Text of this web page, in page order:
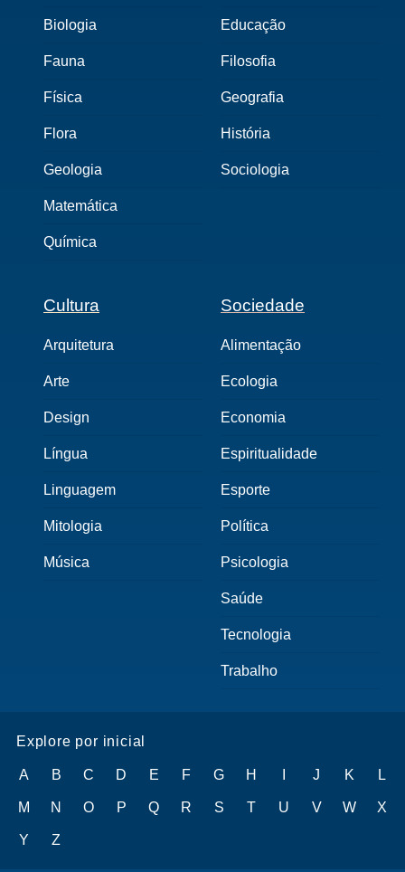
Biologia
Fauna
Física
Flora
Geologia
Matemática
Química
Educação
Filosofia
Geografia
História
Sociologia
Cultura
Arquitetura
Arte
Design
Língua
Linguagem
Mitologia
Música
Sociedade
Alimentação
Ecologia
Economia
Espiritualidade
Esporte
Política
Psicologia
Saúde
Tecnologia
Trabalho
Explore por inicial
A B C D E F G H J K L
M N O P Q R S T U V W X
Y Z